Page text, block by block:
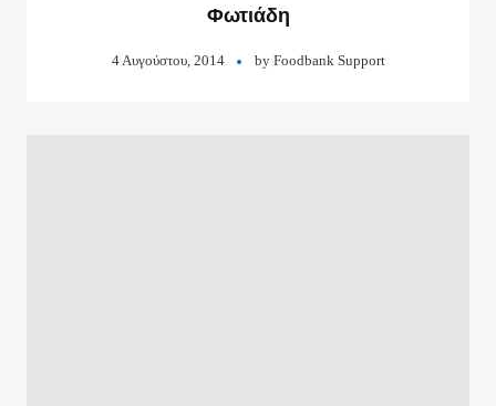
Φωτιάδη
4 Αυγούστου, 2014 by Foodbank Support